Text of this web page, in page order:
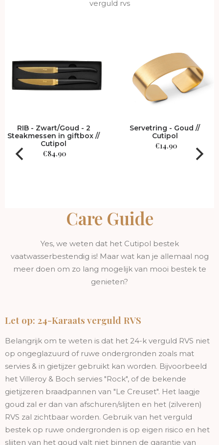
verguld rvs
Servetring - Goud //
Cutipol
€14.90
Presentatie/
voor 130 delig bestek
Cutipol
Care Guide
Yes, we weten dat het Cutipol bestek
vaatwasserbestendig is! Maar wat kan je allemaal nog
meer doen om zo lang mogelijk van mooi bestek te
genieten?
Let op: 24-Karaats verguld RVS
Belangrijk om te weten is dat het 24-k verguld RVS niet
op ongeglazuurd of ruwe ondergronden zoals mat
servies & in gietijzer gebruikt kan worden. Bijvoorbeeld
het Villeroy & Boch servies "Rock", of de bekende
gietijzeren braadpannen van "Le Creuset". Het laagje
goud zal er dan van afschuren/slijten en het (zilveren)
RVS zal zichtbaar worden. Gebruik van het verguld
bestek op ruwe ondergronden is op eigen risico en het
slijten van het goud valt niet binnen de garantie van